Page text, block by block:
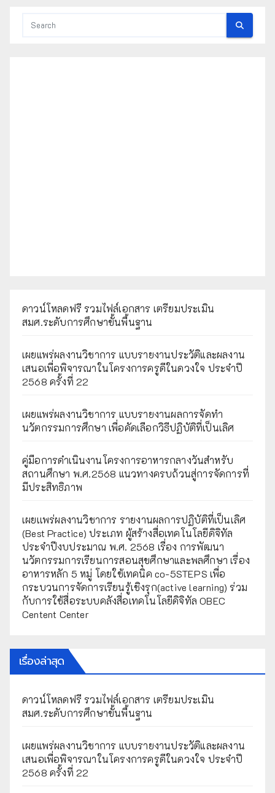
ดาวน์โหลดฟรี รวมไฟล์เอกสาร เตรียมประเมิน
สมศ.ระดับการศึกษาขั้นพื้นฐาน
เผยแพร่ผลงานวิชาการ แบบรายงานประวัติและผลงาน
เสนอเพื่อพิจารณาในโครงการครูดีในดวงใจ ประจำปี
2568 ครั้งที่ 22
เผยแพร่ผลงานวิชาการ แบบรายงานผลการจัดทำ
นวัตกรรมการศึกษา เพื่อคัดเลือกวิธีปฏิบัติที่เป็นเลิศ
คู่มือการดำเนินงานโครงการอาหารกลางวันสำหรับ
สถานศึกษา พ.ศ.2568 แนวทางครบถ้วนสู่การจัดการที่
มีประสิทธิภาพ
เผยเเพร่ผลงานวิชาการ รายงานผลการปฏิบัติที่เป็นเลิศ
(Best Practice) ประเภท ผู้สร้างสื่อเทคโนโลยีดิจิทัล
ประจำปีงบประมาณ พ.ศ. 2568 เรื่อง การพัฒนา
นวัตกรรมการเรียนการสอนสุขศึกษาและพลศึกษา เรื่อง
อาหารหลัก 5 หมู่ โดยใช้เทคนิค co-5STEPS เพื่อ
กระบวนการจัดการเรียนรู้เชิงรุก(active learning) ร่วม
กับการใช้สื่อระบบคลังสื่อเทคโนโลยีดิจิทัล OBEC
Centent Center
เรื่องล่าสุด
ดาวน์โหลดฟรี รวมไฟล์เอกสาร เตรียมประเมิน
สมศ.ระดับการศึกษาขั้นพื้นฐาน
เผยแพร่ผลงานวิชาการ แบบรายงานประวัติและผลงาน
เสนอเพื่อพิจารณาในโครงการครูดีในดวงใจ ประจำปี
2568 ครั้งที่ 22